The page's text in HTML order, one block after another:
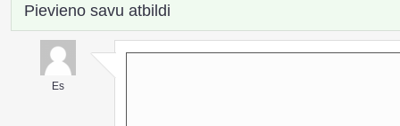
Pievieno savu atbildi
Es